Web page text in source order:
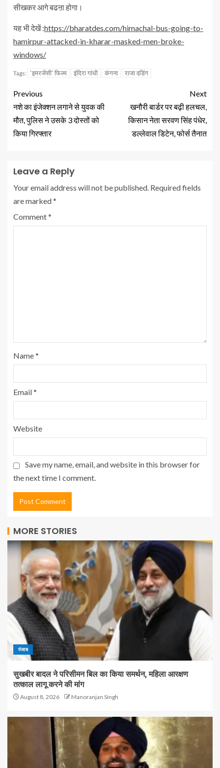
सीखकर आगे बढऩा होगा।
यह भी देखें :https://bharatdes.com/himachal-bus-going-to-
hamirpur-attacked-in-kharar-masked-men-broke-
windows/
Tags: ‘इमरजेंसी’ फिल्म इंदिरा गांधी कंगना राजा वडि़ंग
Previous
नशे का इंजेक्शन लगाने से युवक की
मौत, पुलिस ने उसके 3 दोस्तों को
किया गिरफ्तार
Next
खनौरी बार्डर पर बढ़ी हलचल,
किसान नेता सरवण सिंह पंधेर,
डल्लेवाल डिटेन, फोर्स तैनात
Leave a Reply
Your email address will not be published. Required fields
are marked*
Comment*
Name*
Email*
Website
Save my name, email, and website in this browser for
the next time I comment.
MORE STORIES
पंजाब
सुखबीर बादल ने परिसीमन बिल का किया समर्थन, महिला आरक्षण
तत्काल लागू करने की मांग
August 8, 2026 Manoranjan Singh